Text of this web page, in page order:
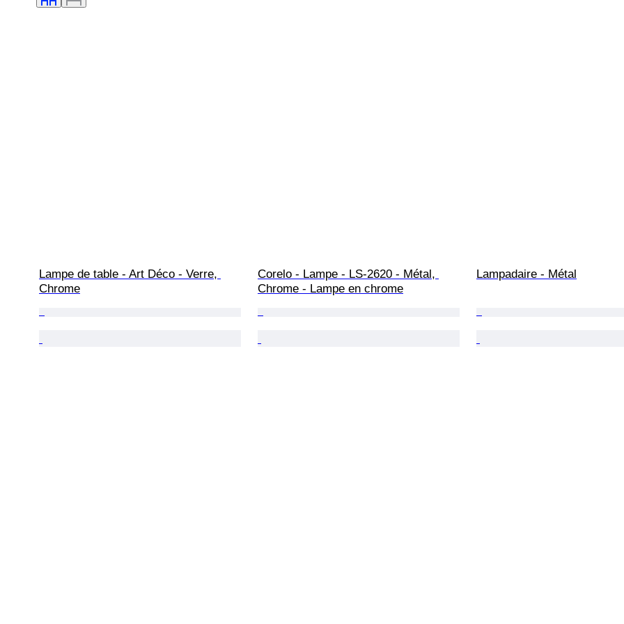
Lampe de table - Art Déco - Verre,
Chrome
Corelo - Lampe - LS-2620 - Métal,
Chrome - Lampe en chrome
Lampadaire - Métal